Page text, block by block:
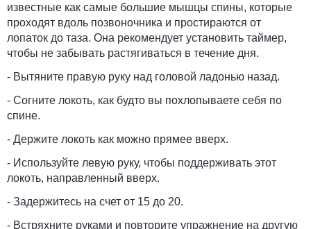
известные как самые большие мышцы спины, которые
проходят вдоль позвоночника и простираются от
лопаток до таза. Она рекомендует установить таймер,
чтобы не забывать растягиваться в течение дня.
- Вытяните правую руку над головой ладонью назад.
- Согните локоть, как будто вы похлопываете себя по
спине.
- Держите локоть как можно прямее вверх.
- Используйте левую руку, чтобы поддерживать этот
локоть, направленный вверх.
- Задержитесь на счет от 15 до 20.
- Встряхните руками и повторите упражнение на другую